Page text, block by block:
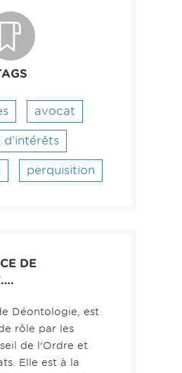
avocat
d'intérêts
perquisition
DE
Déontologie, est
rôle par les
de l’Ordre et
Elle est à la